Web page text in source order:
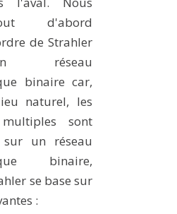
d'abord
de Strahler
réseau
binaire car,
naturel, les
multiples sont
sur un réseau
binaire,
se base sur
: